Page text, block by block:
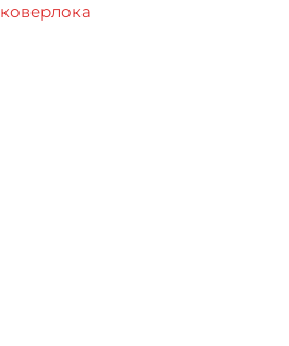
коверлока